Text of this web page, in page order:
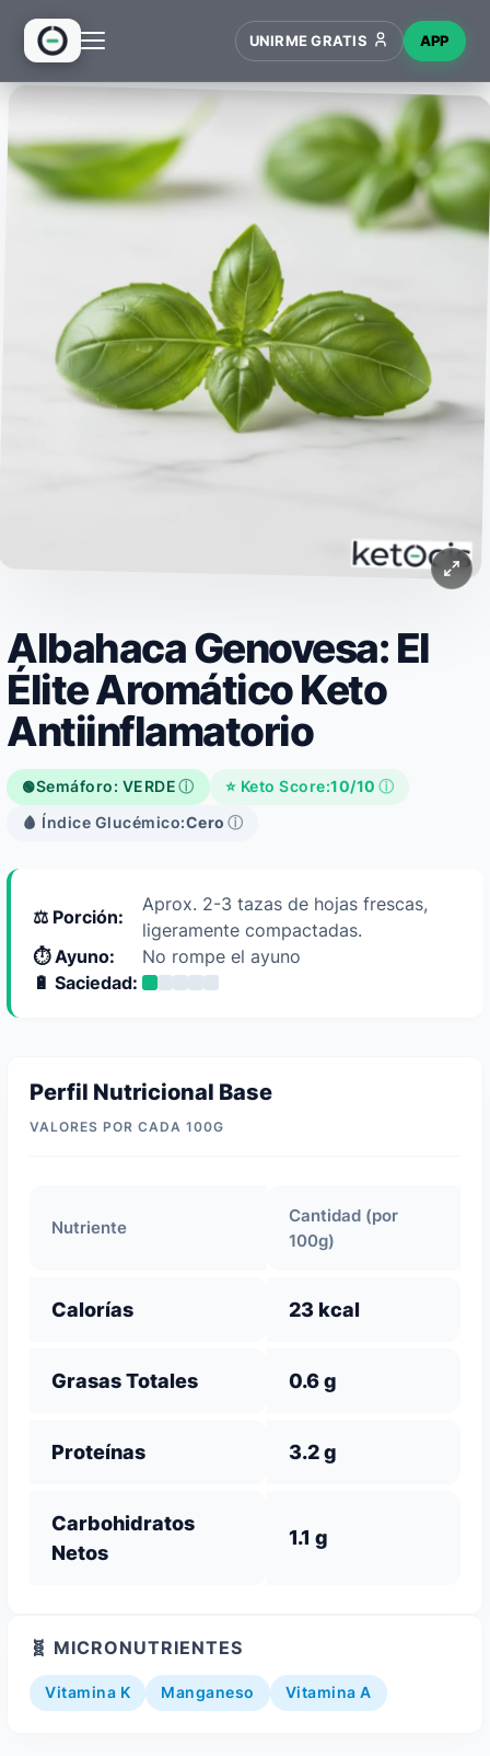
INICIO
RECETAS
WIKI
NUEVO
UNIRME GRATIS APP
Albahaca Genovesa: El
Élite Aromático Keto
Antiinflamatorio
🟢Semáforo: VERDEⓘ ⭐ Keto Score:10/10 ⓘ
🩸 Índice Glucémico:Cero ⓘ
⚖️ Porción:
Aprox. 2-3 tazas de hojas frescas,
ligeramente compactadas.
⏱️ Ayuno:
No rompe el ayuno
🔋 Saciedad:
Perfil Nutricional Base
VALORES POR CADA 100G
Nutriente
Cantidad (por
100g)
Calorías 23 kcal
Grasas Totales 0.6 g
Proteínas 3.2 g
Carbohidratos
Netos
1.1 g
🧬 MICRONUTRIENTES
Vitamina K Manganeso Vitamina A